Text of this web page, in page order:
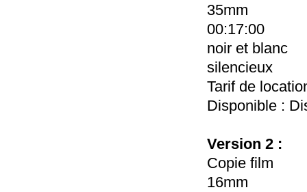
35mm
00:17:00
noir et blanc
silencieux
Tarif de
Disponible :
Version 2 :
Copie film
16mm